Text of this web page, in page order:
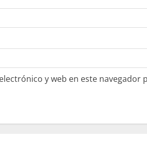
y web en este navegador